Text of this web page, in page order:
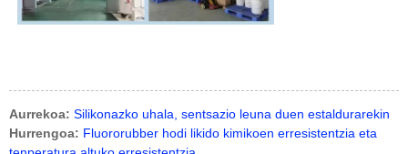
Aurrekoa: Silikonazko uhala, sentsazio leuna duen estaldurarekin
Hurrengoa: Fluororubber hodi likido kimikoen erresistentzia eta